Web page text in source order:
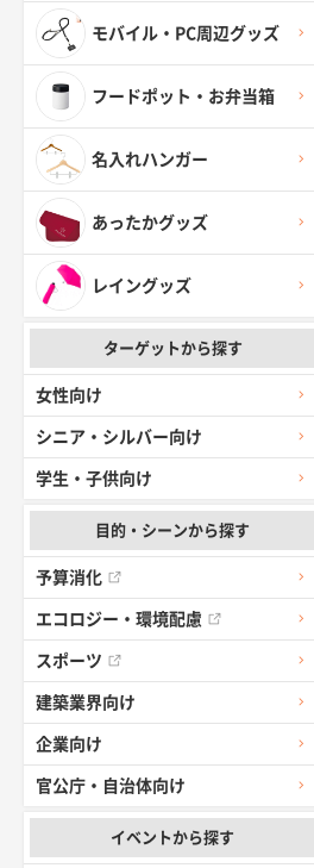
モバイル・PC周辺グッズ
フードポット・お弁当箱
名入れハンガー
あったかグッズ
レイングッズ
ターゲットから探す
女性向け
シニア・シルバー向け
学生・子供向け
目的・シーンから探す
予算消化
エコロジー・環境配慮
スポーツ
建築業界向け
企業向け
官公庁・自治体向け
イベントから探す